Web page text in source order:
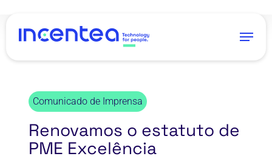
Menu
Comunicado de Imprensa
Renovamos o estatuto de
PME Excelência